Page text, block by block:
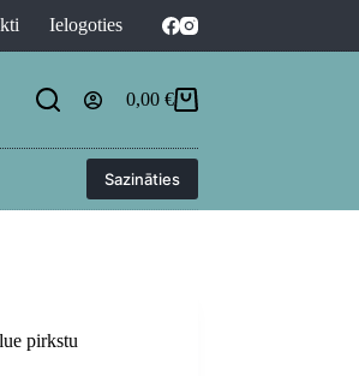
Ielogoties
Shopping
0,00 €
Sazināties
pirkstu